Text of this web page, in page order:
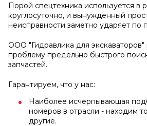
Порой спецтехника используется в
круглосуточно, и вынужденный
неисправности заметно ударяет по
ООО "Гидравлика для
проблему предельно быстрого
запчастей.
Гарантируем, что у нас:
Наиболее исчерпывающая
номеров в отрасли - находим
другие.